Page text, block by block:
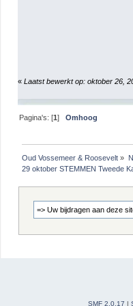
« Laatst bewerkt op: oktober 26,
Pagina's: [1]Omhoog
Oud Vossemeer & Roosevelt »
29 oktober STEMMEN Tweede
SMF 2.0.17 |